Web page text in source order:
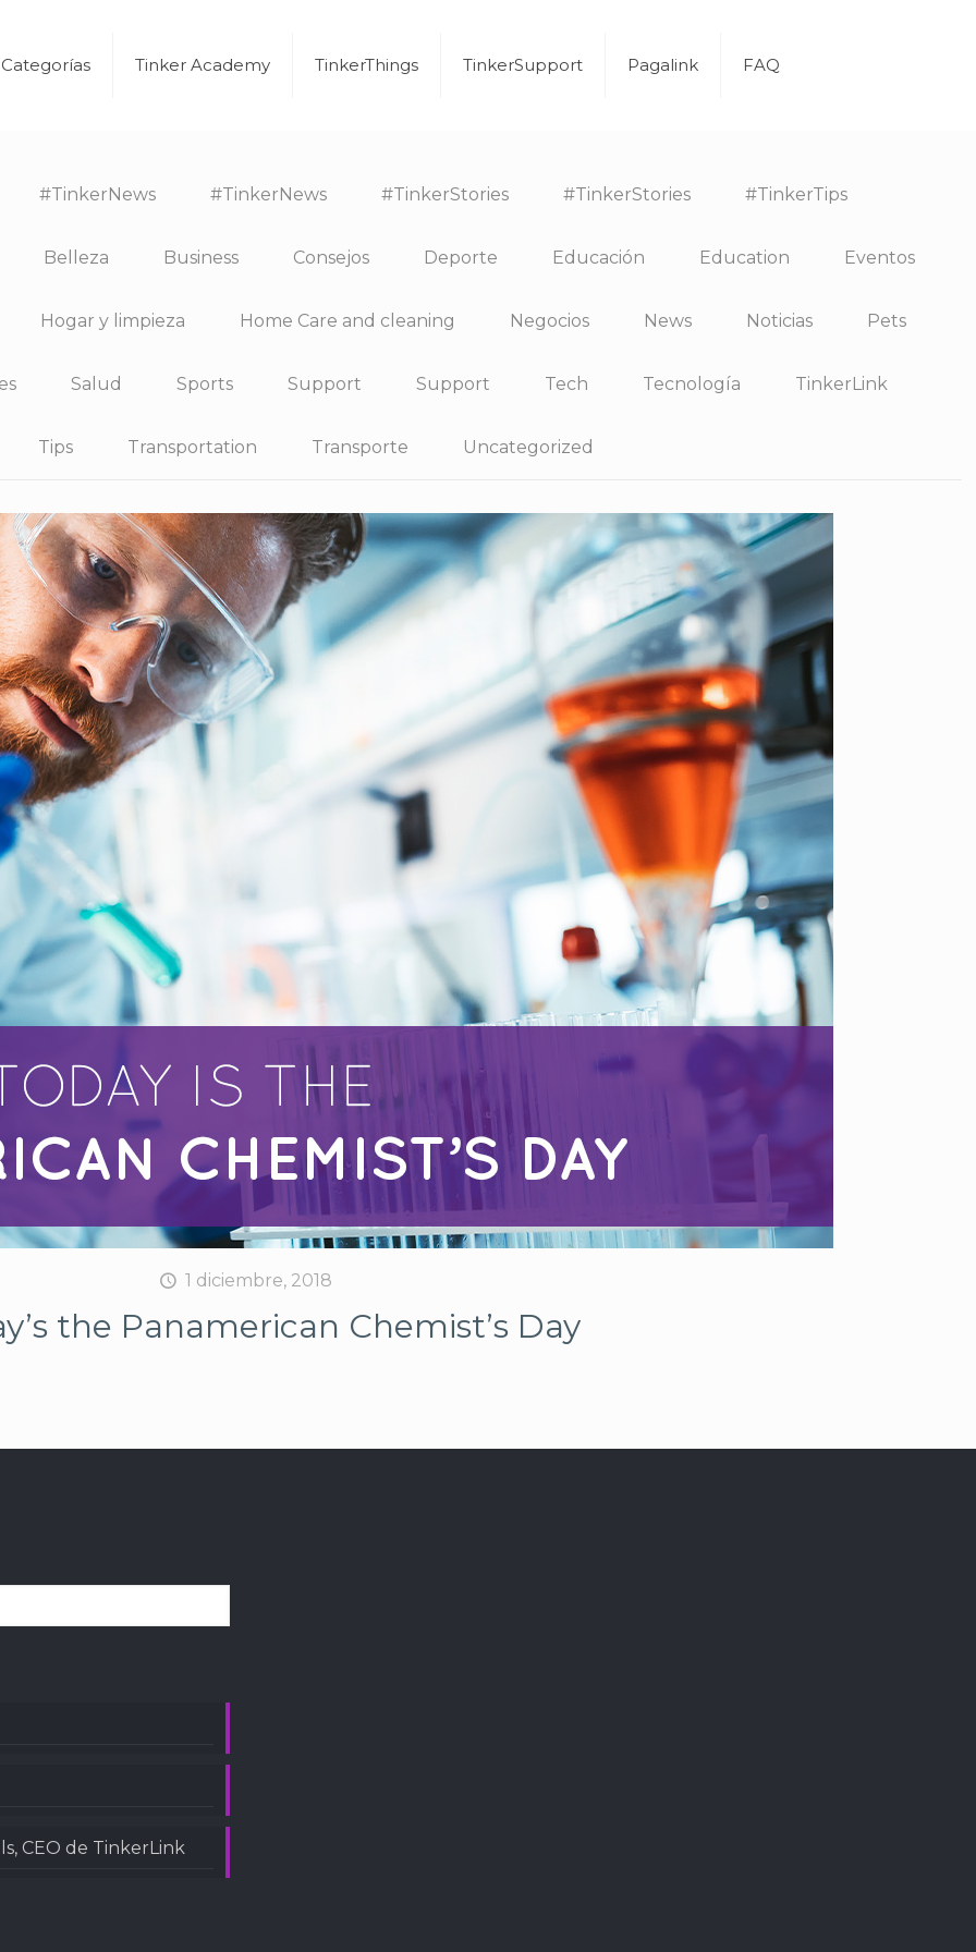
Categorías Tinker Academy TinkerThings TinkerSupport Pagalink FAQ
#TinkerNews #TinkerNews #TinkerStories #TinkerStories #TinkerTips
Belleza Business Consejos Deporte Educación Education Eventos
Hogar y limpieza Home Care and cleaning Negocios News Noticias Pets
Salud Sports Support Support Tech Tecnología TinkerLink
Tips Transportation Transporte Uncategorized
1 diciembre, 2018
the Panamerican Chemist’s Day
CEO de TinkerLink